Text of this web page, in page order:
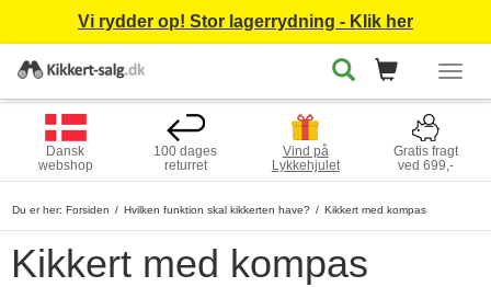
Vi rydder op! Stor lagerrydning - Klik her
Dansk
webshop
100 dages
returret
Vind på
Lykkehjulet
Gratis fragt
ved 699,-
Du er her: Forsiden Hvilken funktion skal kikkerten have? Kikkert med kompas
Kikkert med kompas